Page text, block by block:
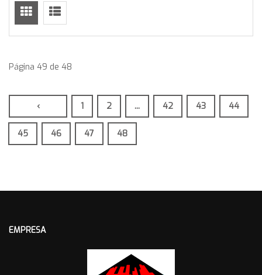
Página 49 de 48
‹ 1 2 ... 42 43 44
45 46 47 48
EMPRESA